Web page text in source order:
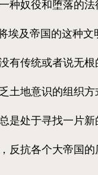
种奴役和堕落的
埃及帝国的这种
有传统或者说无
土地意识的组织
是处于寻找一片
反抗各个大帝国